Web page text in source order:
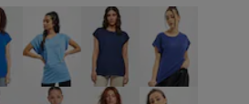
blau blau